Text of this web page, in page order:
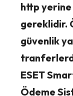
http
gereklidir.
güvenlik
ESET
Ödeme